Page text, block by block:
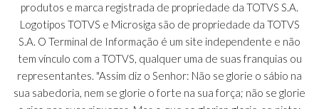
produtos e marca registrada de propriedade da TOTVS S.A.
Logotipos TOTVS e Microsiga são de propriedade da TOTVS
S.A. O Terminal de Informação é um site independente e não
tem vínculo com a TOTVS, qualquer uma de suas franquias ou
representantes. "Assim diz o Senhor: Não se glorie o sábio na
sua sabedoria, nem se glorie o forte na sua força; não se glorie